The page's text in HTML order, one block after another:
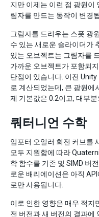
지만 이제는 이런 점 광원이
림자를 만드는 동작이 변경
그림자를 드리우는 스폿 광
수 있는 새로운 슬라이더가
있는 오브젝트는 그림자를
가까운 오브젝트가 포함되
단점이 있습니다. 이전
로 계산되었는데, 큰 광원에
제 기본값은 0.2이고, 대부
쿼터니언 수학
임포터 오일러 회전 커브를
모두 지원함에 따라
학 함수를 기존 및 SIMD 버
로운 배리에이션은 아직
로만 사용됩니다.
이로 인한 영향은 매우 적지
전 버전과 새 버전의 결과에